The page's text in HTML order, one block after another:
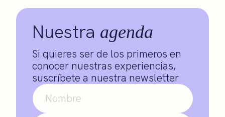
Nuestra agenda
Si quieres ser de los primeros en
conocer nuestras experiencias,
suscríbete a nuestra newsletter